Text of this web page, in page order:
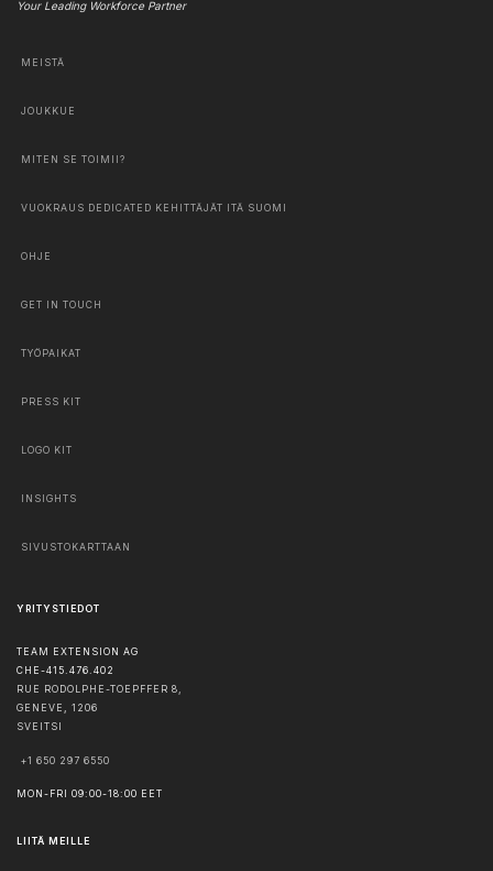
Your Leading Workforce Partner
MEISTÄ
JOUKKUE
MITEN SE TOIMII?
VUOKRAUS DEDICATED KEHITTÄJÄT ITÄ SUOMI
OHJE
GET IN TOUCH
TYÖPAIKAT
PRESS KIT
LOGO KIT
INSIGHTS
SIVUSTOKARTTAAN
YRITYSTIEDOT
TEAM EXTENSION AG
CHE-415.476.402
RUE RODOLPHE-TOEPFFER 8,
GENEVE , 1206
SVEITSI
+1 650 297 6550
MON-FRI 09:00-18:00 EET
LIITÄ MEILLE